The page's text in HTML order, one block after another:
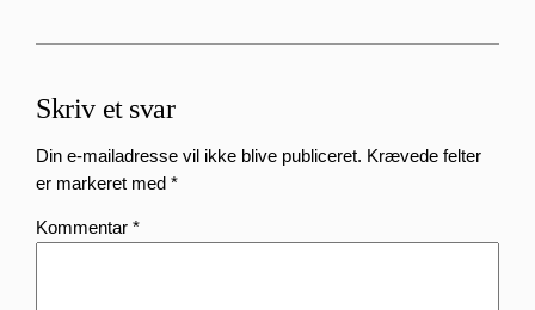
Skriv et svar
Din e-mailadresse vil ikke blive publiceret. Krævede felter
er markeret med*
Kommentar*